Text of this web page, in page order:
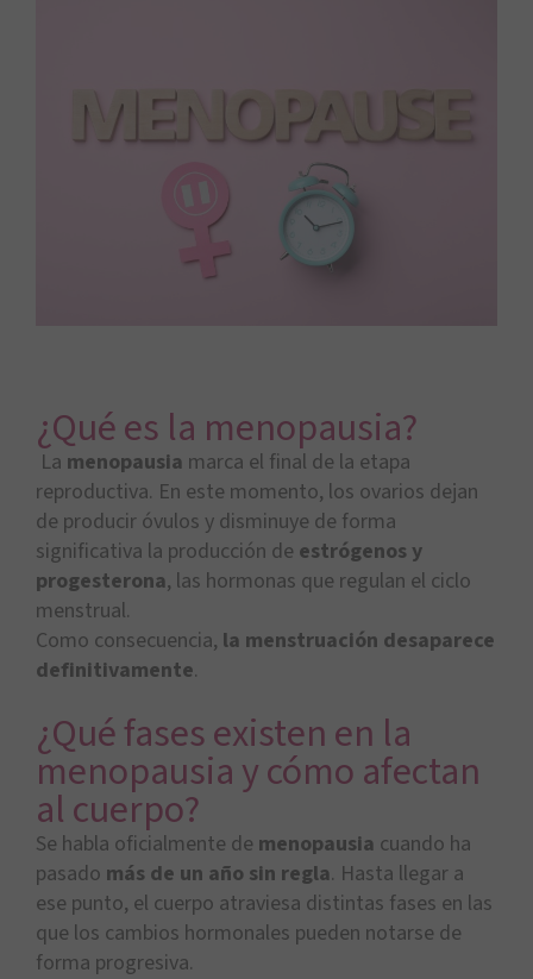
¿Qué es la menopausia?
La menopausia marca el final de la etapa
reproductiva. En este momento, los ovarios dejan
de producir óvulos y disminuye de forma
significativa la producción de estrógenos y
progesterona, las hormonas que regulan el ciclo
menstrual.
Como consecuencia, la menstruación desaparece
definitivamente.
¿Qué fases existen en la
menopausia y cómo afectan
al cuerpo?
Se habla oficialmente de menopausia cuando ha
pasado más de un año sin regla. Hasta llegar a
ese punto, el cuerpo atraviesa distintas fases en las
que los cambios hormonales pueden notarse de
forma progresiva.